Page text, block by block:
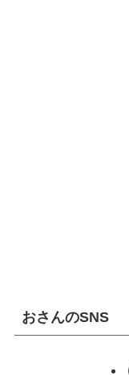
おさんのSNS